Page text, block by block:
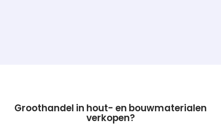
Groothandel in hout- en bouwmaterialen
verkopen?